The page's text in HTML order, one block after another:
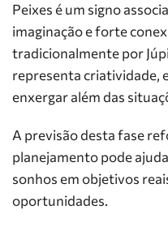
Peixes é um signo
imaginação e forte
tradicionalmente por
representa criatividade,
enxergar além das
A previsão desta fase
planejamento pode
sonhos em objetivos
oportunidades.